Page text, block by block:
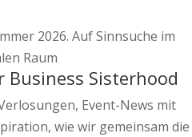
Business Sisterhood
Event-News mit
wie wir gemeinsam die